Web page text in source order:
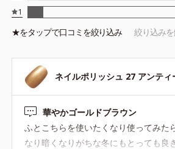
1
★をタップで口コミを絞り込み 絞り込み
ネイルポリッシュ 27 アンティ
華やかゴールドブラウン
ふとこちらを使いたくなり使ってみた
なり暗くなりがちな冬にもとっても良